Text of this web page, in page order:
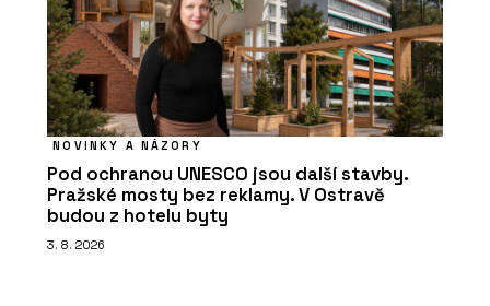
NOVINKY A NÁZORY
Pod ochranou UNESCO jsou další stavby.
Pražské mosty bez reklamy. V Ostravě
budou z hotelu byty
3. 8. 2026